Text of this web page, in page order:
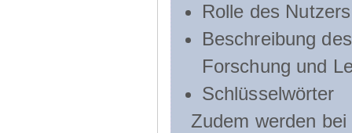
Rolle des
Beschreibung
Forschung und
Schlüsselwörter
Zudem werden